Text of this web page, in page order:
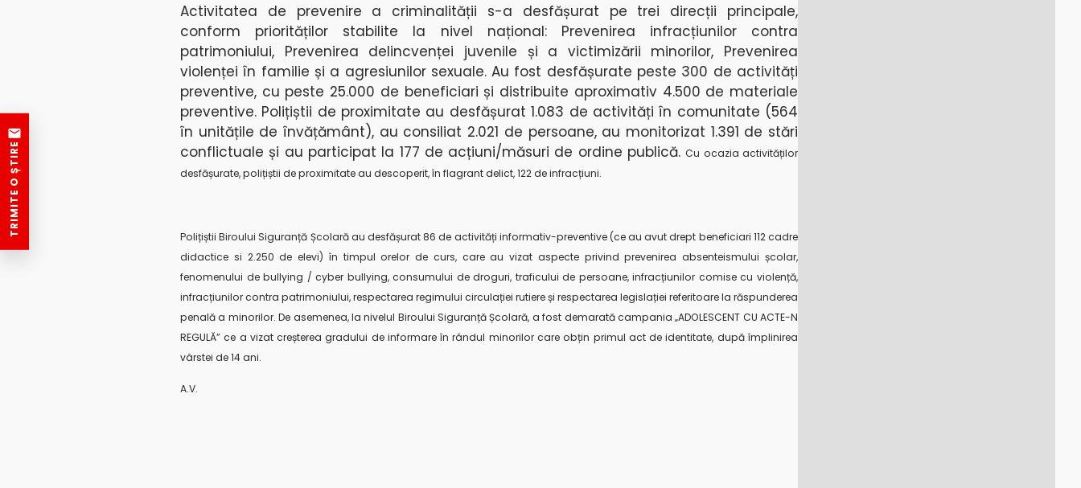
Activitatea de prevenire a criminalității s-a desfășurat pe trei direcții principale,
conform priorităților stabilite la nivel național: Prevenirea infracțiunilor contra
patrimoniului, Prevenirea delincvenței juvenile și a victimizării minorilor, Prevenirea
violenței în familie și a agresiunilor sexuale. Au fost desfășurate peste 300 de activități
preventive, cu peste 25.000 de beneficiari și distribuite aproximativ 4.500 de materiale
preventive. Polițiștii de proximitate au desfășurat 1.083 de activități în comunitate (564
în unitățile de învățământ), au consiliat 2.021 de persoane, au monitorizat 1.391 de stări
conflictuale și au participat la 177 de acțiuni/măsuri de ordine publică.Cu ocazia activităților
desfășurate, polițiștii de proximitate au descoperit, în flagrant delict, 122 de infracțiuni.
Polițiștii Biroului Siguranță Școlară au desfășurat 86 de activități informativ-preventive (ce au avut drept beneficiari 112 cadre
didactice si 2.250 de elevi) în timpul orelor de curs, care au vizat aspecte privind prevenirea absenteismului școlar,
fenomenului de bullying / cyber bullying, consumului de droguri, traficului de persoane, infracțiunilor comise cu violență,
infracțiunilor contra patrimoniului, respectarea regimului circulației rutiere și respectarea legislației referitoare la răspunderea
penală a minorilor.De asemenea, la nivelul Biroului Siguranță Școlară, a fost demarată campania „ADOLESCENT CU ACTE-N
REGULĂ” ce a vizat creșterea gradului de informare în rândul minorilor care obțin primul act de identitate, după împlinirea
vârstei de 14 ani.
A.V.
TRIMITE O ȘTIRE